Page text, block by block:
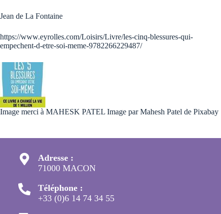
Jean de La Fontaine
https://www.eyrolles.com/Loisirs/Livre/les-cinq-blessures-qui-
empechent-d-etre-soi-meme-9782266229487/
Image merci à MAHESK PATEL Image parMahesh Patel de Pixabay
Adresse :
71000 MACON
Téléphone :
+33 (0)6 14 74 34 55